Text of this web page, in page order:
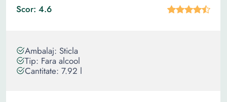
Scor: 4.6
Ambalaj: Sticla
Tip: Fara alcool
Cantitate: 7.92 l